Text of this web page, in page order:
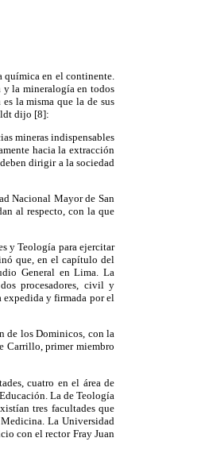
en el continente.
la mineralogía en todos
la misma que la de sus
dijo [8]:
mineras indispensables
hacia la extracción
dirigir a la sociedad
Nacional Mayor de San
al respecto, con la que
y Teología para ejercitar
que, en el capítulo del
General en Lima. La
procesadores, civil y
expedida y firmada por el
de los Dominicos, con la
Carrillo, primer miembro
cuatro en el área de
La de Teología
tres facultades que
La Universidad
con el rector Fray Juan